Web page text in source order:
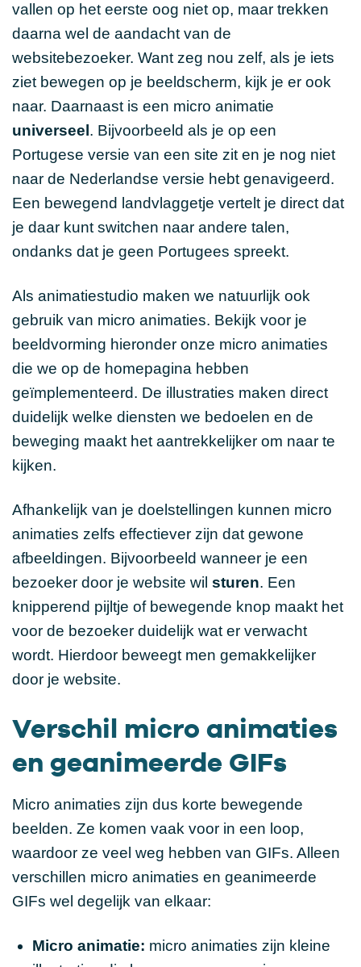
vallen op het eerste oog niet op, maar trekken
daarna wel de aandacht van de
websitebezoeker. Want zeg nou zelf, als je iets
ziet bewegen op je beeldscherm, kijk je er ook
naar. Daarnaast is een micro animatie
universeel . Bijvoorbeeld als je op een
Portugese versie van een site zit en je nog niet
naar de Nederlandse versie hebt genavigeerd.
Een bewegend landvlaggetje vertelt je direct dat
je daar kunt switchen naar andere talen,
ondanks dat je geen Portugees spreekt.
Als animatiestudio maken we natuurlijk ook
gebruik van micro animaties. Bekijk voor je
beeldvorming hieronder onze micro animaties
die we op de homepagina hebben
geïmplementeerd. De illustraties maken direct
duidelijk welke diensten we bedoelen en de
beweging maakt het aantrekkelijker om naar te
kijken.
Afhankelijk van je doelstellingen kunnen micro
animaties zelfs effectiever zijn dat gewone
afbeeldingen. Bijvoorbeeld wanneer je een
bezoeker door je website wil sturen. Een
knipperend pijltje of bewegende knop maakt het
voor de bezoeker duidelijk wat er verwacht
wordt. Hierdoor beweegt men gemakkelijker
door je website.
Verschil micro animaties
en geanimeerde GIFs
Micro animaties zijn dus korte bewegende
beelden. Ze komen vaak voor in een loop,
waardoor ze veel weg hebben van GIFs. Alleen
verschillen micro animaties en geanimeerde
GIFs wel degelijk van elkaar:
Micro animatie: micro animaties zijn kleine